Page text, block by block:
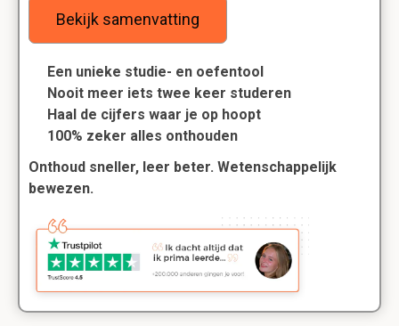
Bekijk samenvatting
Een unieke studie- en oefentool
Nooit meer iets twee keer studeren
Haal de cijfers waar je op hoopt
100% zeker alles onthouden
Onthoud sneller, leer beter. Wetenschappelijk
bewezen.